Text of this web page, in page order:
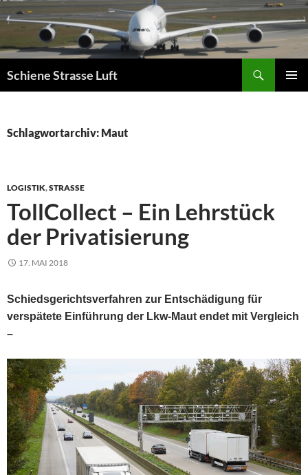
Zum
Inhalt
springen
Schiene Strasse Luft
Schlagwortarchiv: Maut
LOGISTIK,STRASSE
TollCollect – Ein Lehrstück
der Privatisierung
17. MAI 2018
Schiedsgerichtsverfahren zur Entschädigung für
verspätete Einführung der Lkw-Maut endet mit Vergleich
–